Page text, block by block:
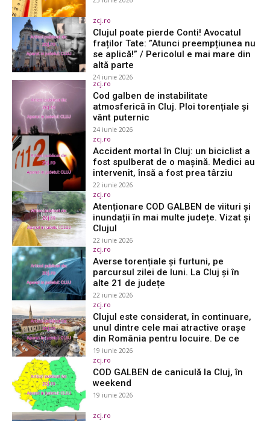
zcj.ro
Clujul poate pierde Conti! Avocatul
fraților Tate: ”Atunci preempțiunea nu
se aplică!” / Pericolul e mai mare din
altă parte
24 iunie 2026
zcj.ro
Cod galben de instabilitate
atmosferică în Cluj. Ploi torențiale și
vânt puternic
24 iunie 2026
zcj.ro
Accident mortal în Cluj: un biciclist a
fost spulberat de o mașină. Medici au
intervenit, însă a fost prea târziu
22 iunie 2026
zcj.ro
Atenționare COD GALBEN de viituri și
inundații în mai multe județe. Vizat și
Clujul
22 iunie 2026
zcj.ro
Averse torențiale și furtuni, pe
parcursul zilei de luni. La Cluj și în
alte 21 de județe
22 iunie 2026
zcj.ro
Clujul este considerat, în continuare,
unul dintre cele mai atractive orașe
din România pentru locuire. De ce
19 iunie 2026
zcj.ro
COD GALBEN de caniculă la Cluj, în
weekend
19 iunie 2026
zcj.ro